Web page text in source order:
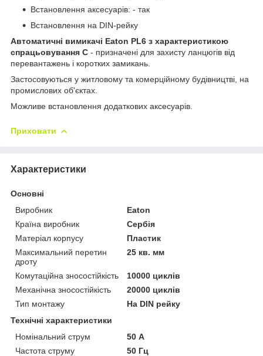
Встановлення аксесуарів: - так
Встановлення на DIN-рейку
Автоматичні вимикачі Eaton PL6 з характеристикою
спрацьовування C - призначені для захисту ланцюгів від
перевантажень і коротких замикань.
Застосовуються у житловому та комерційному будівництві, на
промислових об'єктах.
Можливе встановлення додаткових аксесуарів.
Приховати
Характеристики
Основні
Виробник
Eaton
Країна виробник
Сербія
Матеріал корпусу
Пластик
Максимальний перетин
дроту
25 кв. мм
Комутаційна зносостійкість
10000 циклів
Механічна зносостійкість
20000 циклів
Тип монтажу
На DIN рейку
Технічні характеристики
Номінальний струм
50 А
Частота струму
50 Гц